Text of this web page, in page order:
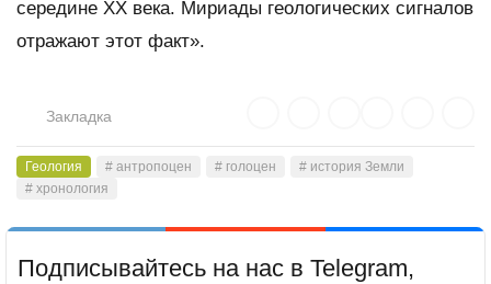
середине XX века. Мириады геологических сигналов
отражают этот факт».
Закладка
Геология # антропоцен # голоцен
# история Земли
# хронология
Подписывайтесь на нас в Telegram,